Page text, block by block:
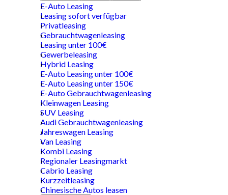
E-Auto Leasing
Leasing sofort verfügbar
Privatleasing
Gebrauchtwagenleasing
Leasing unter 100€
Gewerbeleasing
Hybrid Leasing
E-Auto Leasing unter 100€
E-Auto Leasing unter 150€
E-Auto Gebrauchtwagenleasing
Kleinwagen Leasing
SUV Leasing
Audi Gebrauchtwagenleasing
Jahreswagen Leasing
Van Leasing
Kombi Leasing
Regionaler Leasingmarkt
Cabrio Leasing
Kurzzeitleasing
Chinesische Autos leasen